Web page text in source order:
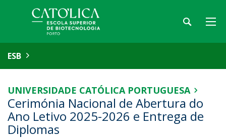
ESB
UNIVERSIDADE CATÓLICA PORTUGUESA
Cerimónia Nacional de Abertura do
Ano Letivo 2025-2026 e Entrega de
Diplomas